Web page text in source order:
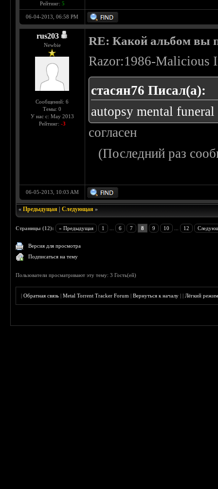
Рейтинг: 5
06-04-2013, 06:58 PM
rus203
Newbie
Сообщений: 6
Темы: 0
У нас с: May 2013
Рейтинг: -3
RE: Какой альбом вы
Razor:1986-Malicious
стасян76 Писал(а):
autopsy mental funeral
cогласен
(Последний раз
06-05-2013, 10:03 AM
«Предыдущая |Следующая »
Страницы (12): « Предыдущая 1 6 7 8 9 10 12
Версия для просмотра
Подписаться на тему
Пользователи просматривают эту тему: 3 Гость(ей)
|Обратная связь |Metal Torrent Tracker Forum |Вернуться к началу ||Лёгкий